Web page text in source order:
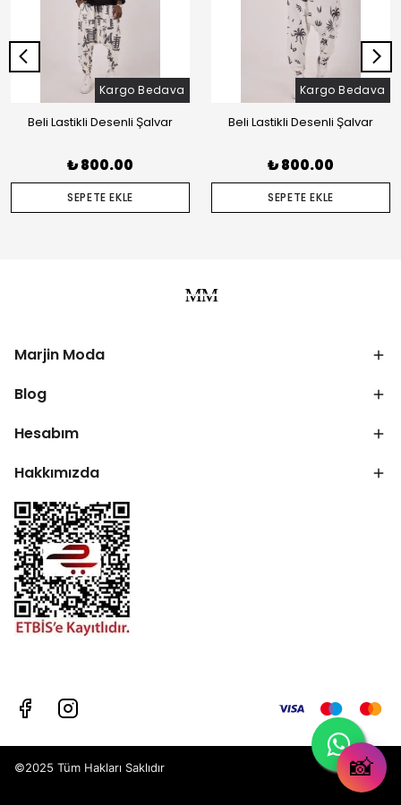
Kargo Bedava
Beli Lastikli Desenli Şalvar
₺ 800.00
SEPETE EKLE
Kargo Bedava
Beli Lastikli Desenli Şalvar
₺ 800.00
SEPETE EKLE
Marjin Moda
Blog
Hesabım
Hakkımızda
©2025 Tüm Hakları Saklıdır 📸